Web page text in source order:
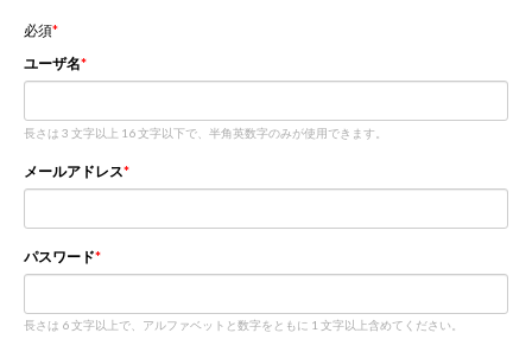
必須
ユーザ名
長さは 3 文字以上 16 文字以下で、半角英数字のみが使用できます。
メールアドレス
パスワード
長さは 6 文字以上で、アルファベットと数字をともに 1 文字以上含めてください。